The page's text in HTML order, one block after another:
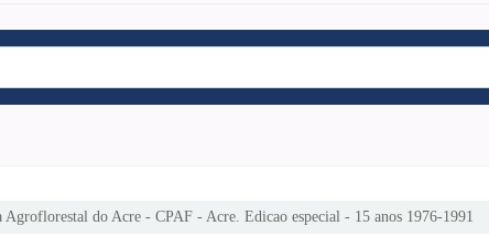
do Acre - CPAF - Acre. Edicao especial - 15 anos 1976-1991